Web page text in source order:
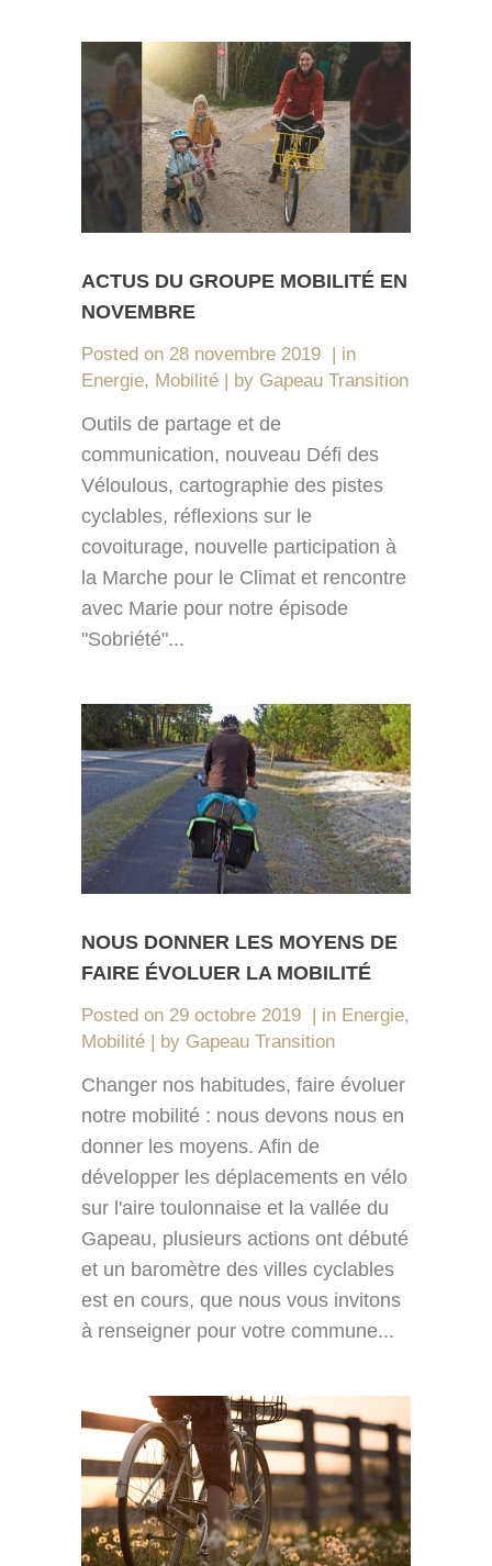
ACTUS DU GROUPE MOBILITÉ EN
NOVEMBRE
Posted on 28 novembre 2019
in
Energie, Mobilité by Gapeau Transition
Outils de partage et de
communication, nouveau Défi des
Véloulous, cartographie des pistes
cyclables, réflexions sur le
covoiturage, nouvelle participation à
la Marche pour le Climat et rencontre
avec Marie pour notre épisode
"Sobriété"...
NOUS DONNER LES MOYENS DE
FAIRE ÉVOLUER LA MOBILITÉ
Posted on 29 octobre 2019 in Energie,
Mobilité
by Gapeau Transition
Changer nos habitudes, faire évoluer
notre mobilité : nous devons nous en
donner les moyens. Afin de
développer les déplacements en vélo
sur l'aire toulonnaise et la vallée du
Gapeau, plusieurs actions ont débuté
et un baromètre des villes cyclables
est en cours, que nous vous invitons
à renseigner pour votre commune...